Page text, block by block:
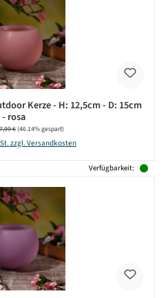
Kerze - H: 12,5cm - D: 15cm
- rosa
Preis:
€(46.14% gespart)
zzgl. Versandkosten
Verfügbarkeit: